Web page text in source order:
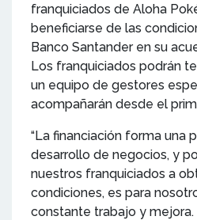
franquiciados de Aloha
beneficiarse de las
Banco Santander en su
Los franquiciados podrán
un equipo de gestores
acompañarán desde el
“La financiación forma una
desarrollo de negocios, y
nuestros franquiciados a
condiciones, es para
constante trabajo y